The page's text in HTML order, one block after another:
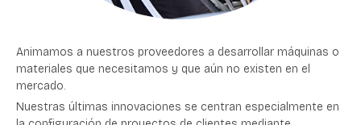
Animamos a nuestros proveedores a desarrollar máquinas o
materiales que necesitamos y que aún no existen en el
mercado.
Nuestras últimas innovaciones se centran especialmente en